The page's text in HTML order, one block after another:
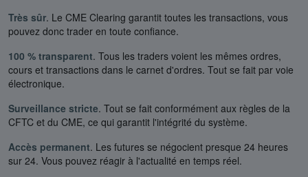
Très sûr. Le CME Clearing garantit toutes les transactions, vous
pouvez donc trader en toute confiance.
100 % transparent. Tous les traders voient les mêmes ordres,
cours et transactions dans le carnet d'ordres. Tout se fait par voie
électronique.
Surveillance stricte. Tout se fait conformément aux règles de la
CFTC et du CME, ce qui garantit l'intégrité du système.
Accès permanent. Les futures se négocient presque 24 heures
sur 24. Vous pouvez réagir à l'actualité en temps réel.